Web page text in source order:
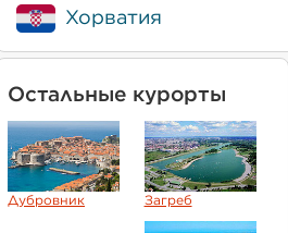
Хорватия
Остальные курорты
Дубровник Загреб